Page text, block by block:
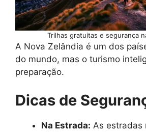
Trilhas gratuitas e segurança
A Nova Zelândia é um dos
do mundo, mas o turismo
preparação.
Dicas de
Na Estrada: As estradas